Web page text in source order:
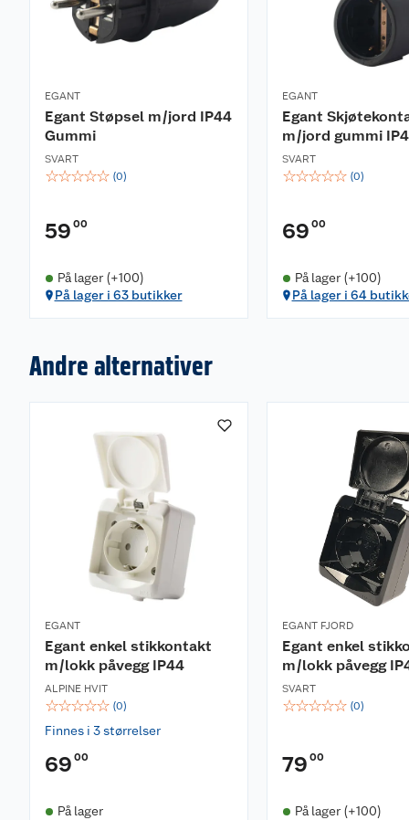
EGANT
Egant Støpsel m/jord IP44
Gummi
SVART
☆☆☆☆☆ (0)
59 00
På lager (+100)
På lager i 63 butikker
EGANT
Egant
m/jord gummi
SVART
☆☆☆☆☆ (0)
69 00
På lager (+100)
På lager i 64
Andre alternativer
EGANT
Egant enkel stikkontakt
m/lokk påvegg IP44
ALPINE HVIT
☆☆☆☆☆ (0)
Finnes i 3 størrelser
69 00
På lager
EGANT FJORD
Egant enkel
m/lokk påvegg
SVART
☆☆☆☆☆ (0)
79 00
På lager (+100)